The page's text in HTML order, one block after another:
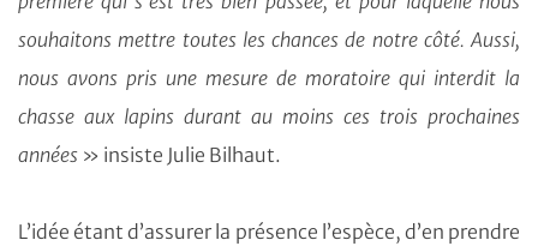
souhaitons mettre toutes les chances de notre côté. Aussi,
nous avons pris une mesure de moratoire qui interdit la
chasse aux lapins durant au moins ces trois prochaines
années » insiste Julie Bilhaut.
L’idée étant d’assurer la présence l’espèce, d’en prendre